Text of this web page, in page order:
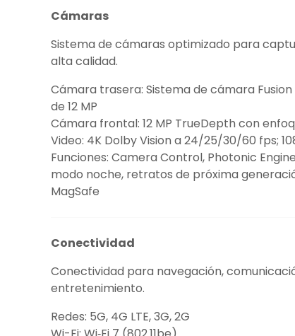
Cámaras
Sistema de cámaras optimizado para
alta calidad.
Cámara trasera: Sistema de cámara
de 12 MP
Cámara frontal: 12 MP TrueDepth con
Video: 4K Dolby Vision a 24/25/30/60 fps;
Funciones: Camera Control, Photonic
modo noche, retratos de próxima
MagSafe
Conectividad
Conectividad para navegación,
entretenimiento.
Redes: 5G, 4G LTE, 3G, 2G